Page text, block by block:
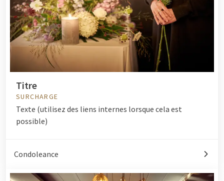
Titre
SURCHARGE
Texte (utilisez des liens internes lorsque cela est
possible)
Condoleance